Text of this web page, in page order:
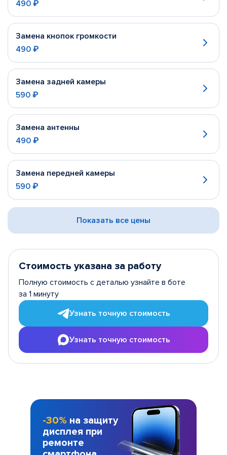
490 ₽
Замена кнопок громкости
490 ₽
Замена задней камеры
590 ₽
Замена антенны
490 ₽
Замена передней камеры
590 ₽
Показать все цены
Стоимость указана за работу
Полную стоимость с деталью узнайте в боте
за 1 минуту
Узнать точную стоимость
Узнать точную стоимость
-30% на защиту
дисплея при
ремонте